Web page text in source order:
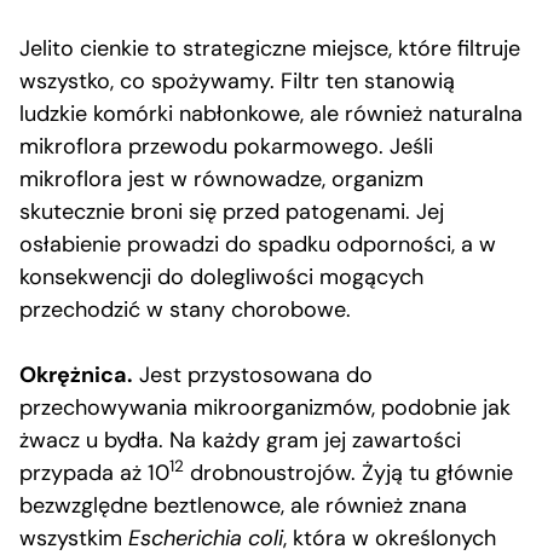
Jelito cienkie to strategiczne miejsce, które filtruje
wszystko, co spożywamy. Filtr ten stanowią
ludzkie komórki nabłonkowe, ale również naturalna
mikroflora przewodu pokarmowego. Jeśli
mikroflora jest w równowadze, organizm
skutecznie broni się przed patogenami. Jej
osłabienie prowadzi do spadku odporności, a w
konsekwencji do dolegliwości mogących
przechodzić w stany chorobowe.
Okrężnica. Jest przystosowana do
przechowywania mikroorganizmów, podobnie jak
żwacz u bydła. Na każdy gram jej zawartości
przypada aż 1012 drobnoustrojów. Żyją tu głównie
bezwzględne beztlenowce, ale również znana
wszystkim Escherichia coli, która w określonych